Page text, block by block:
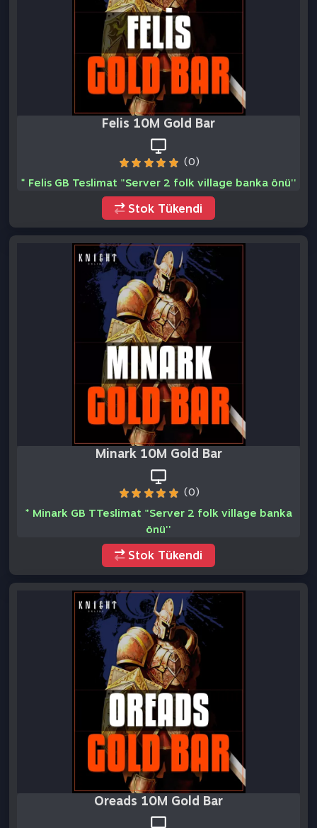
(0)
* Felis GB Teslimat "Server 2 folk village banka önü''
Stok Tükendi
Minark 10M Gold Bar
(0)
* Minark GB TTeslimat "Server 2 folk village banka
önü''
Stok Tükendi
Oreads 10M Gold Bar
(0)
* OREADS GB Teslimat "Server 2 folk village banka
önü''
Stok Tükendi